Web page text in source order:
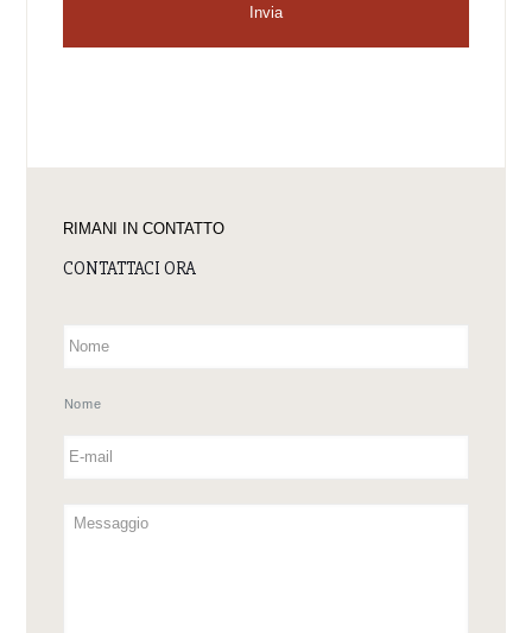
RIMANI IN CONTATTO
CONTATTACI ORA
Nome